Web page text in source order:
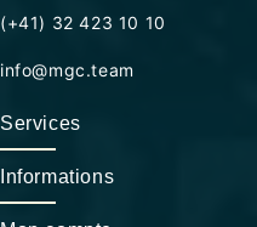
(+41) 32 423 10 10
info@mgc.team
Services
Informations